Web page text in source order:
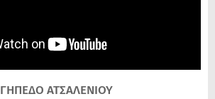
ΓΗΠΕΔΟ ΑΤΣΑΛΕΝΙΟΥ